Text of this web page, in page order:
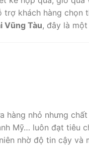
khách hàng chọn
Vũng Tàu, đây là
hàng nhỏ nhưng
Mỹ… luôn đạt tiêu
nhờ độ tin cậy và